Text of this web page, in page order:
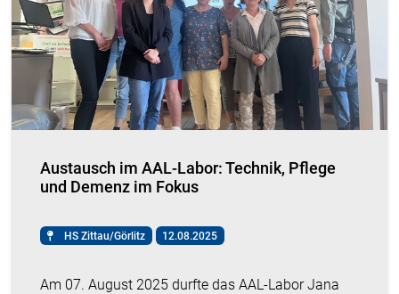
Austausch im AAL-Labor: Technik, Pflege
und Demenz im Fokus
HS Zittau/Görlitz 12.08.2025
Am 07. August 2025 durfte das AAL-Labor Jana